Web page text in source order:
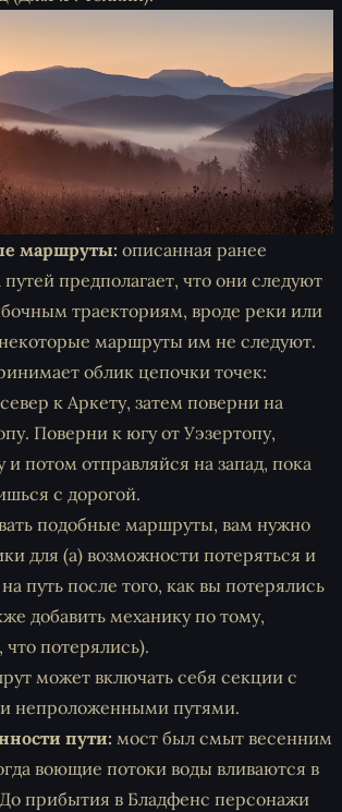
маршруты: описанная ранее
путей предполагает, что они следуют
траекториям, вроде реки или
маршруты им не следуют.
облик цепочки точек:
к Аркету, затем поверни на
Поверни к югу от Уэзертопу,
и потом отправляйся на запад, пока
с дорогой.
подобные маршруты, вам нужно
для (а) возможности потеряться и
путь после того, как вы потерялись
добавить механику по тому,
что потерялись).
может включать себя секции с
непроложенными путями.
пути: мост был смыт весенним
воющие потоки воды вливаются в
прибытия в Бладфенс персонажи